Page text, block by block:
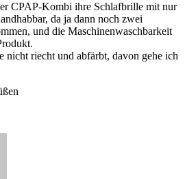
CPAP-Kombi ihre Schlafbrille mit nur
da ja dann noch zwei
und die Maschinenwaschbarkeit
nicht riecht und abfärbt, davon gehe ich